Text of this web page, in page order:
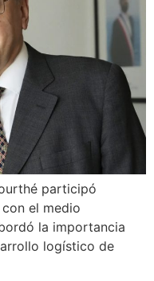
participó
el medio
la importancia
logístico de